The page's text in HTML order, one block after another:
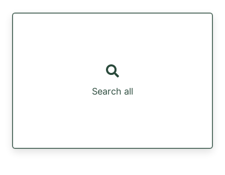
Search all